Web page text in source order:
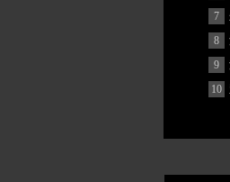
7
8
9
(图)
10